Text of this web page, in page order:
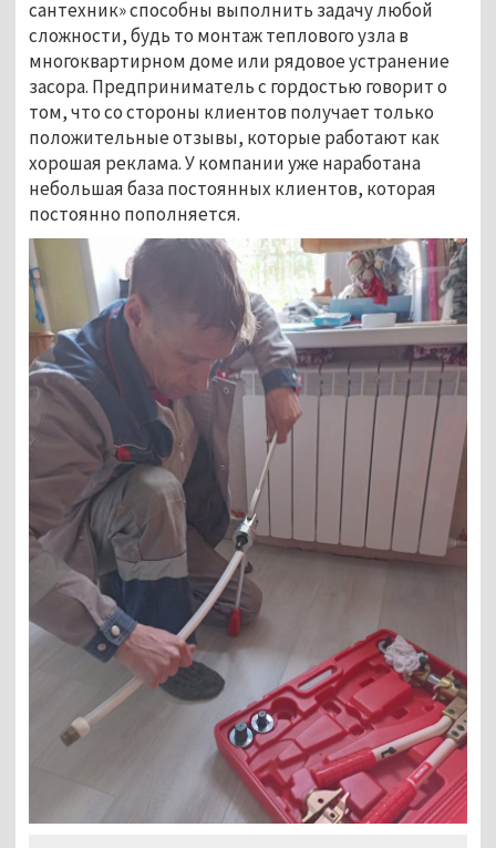
сантехник» способны выполнить задачу любой
сложности, будь то монтаж теплового узла в
многоквартирном доме или рядовое устранение
засора. Предприниматель с гордостью говорит о
том, что со стороны клиентов получает только
положительные отзывы, которые работают как
хорошая реклама. У компании уже наработана
небольшая база постоянных клиентов, которая
постоянно пополняется.